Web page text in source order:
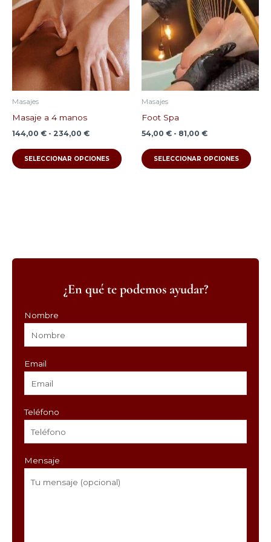
Masajes
Masaje a 4 manos
144,00 € - 234,00 €
desde
144,00 €
hasta
SELECCIONAR OPCIONES
tiene
múltiples
variantes.
Las
opciones
se
pueden
elegir
página
Masajes
Foot Spa
54,00 € - 81,00 €
desde
54,00 €
hasta
81,00 €
SELECCIONAR OPCIONES
tiene
Las
se
¿En qué te podemos ayudar?
Nombre
Email
Teléfono
Mensaje